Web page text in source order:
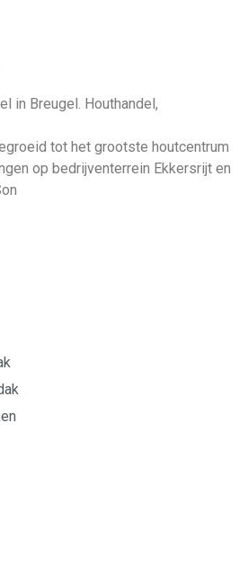
in Breugel. Houthandel,
tot het grootste houtcentrum
op bedrijventerrein Ekkersrijt en